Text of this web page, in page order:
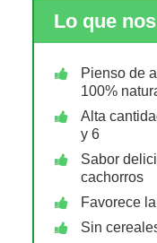
Lo que
Pienso de
100%
Alta
y 6
Sabor
cachorros
Favorece
Sin